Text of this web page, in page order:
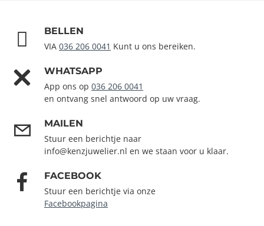
BELLEN
VIA 036 206 0041 Kunt u ons bereiken.
WHATSAPP
App ons op 036 206 0041
en ontvang snel antwoord op uw vraag.
MAILEN
Stuur een berichtje naar
info@kenzjuwelier.nl en we staan voor u klaar.
FACEBOOK
Stuur een berichtje via onze
Facebookpagina